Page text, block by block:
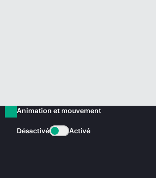
Animation et mouvement
Désactivé Activé